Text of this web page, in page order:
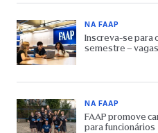
NA FAAP
Inscreva-se para
semestre –
NA FAAP
FAAP promove
para funcionários